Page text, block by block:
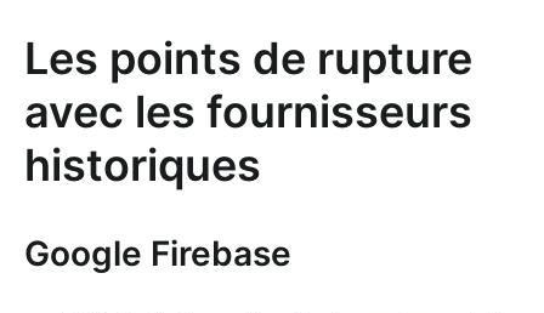
Les points de rupture
avec les fournisseurs
historiques
Google Firebase